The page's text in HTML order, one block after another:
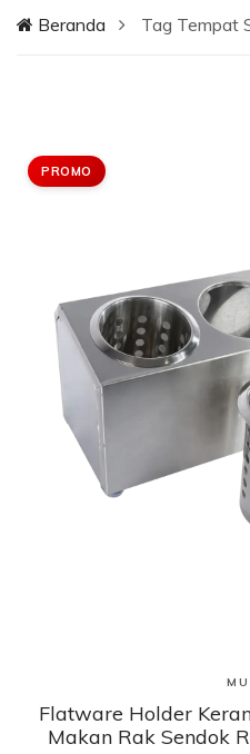
Beranda Tag Tempat
PROMO
Flatware Holder
Makan Rak Sendok